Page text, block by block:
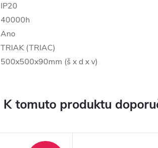
IP20
40000h
Ano
TRIAK (TRIAC)
500x500x90mm (š x d x v)
K tomuto produktu